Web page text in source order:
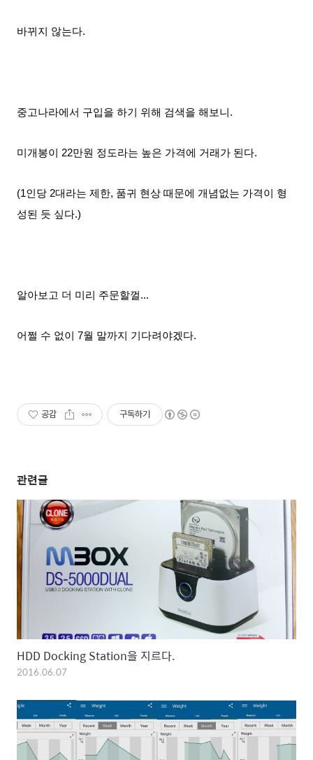
바뀌지 않는다.
중고나라에서 구입을 하기 위해 검색을 해보니.
미개봉이 22만원 정도라는 높은 가격에 거래가 된다.
(1인당 2대라는 제한, 품귀 현상 때문에 개념없는 가격이 형
성된 듯 싶다.)
알아보고 더 미리 주문할껄...
어쩔 수 없이 7월 말까지 기다려야겠다.
공감 구독하기
관련글
HDD Docking Station을 지르다.
2016.06.07